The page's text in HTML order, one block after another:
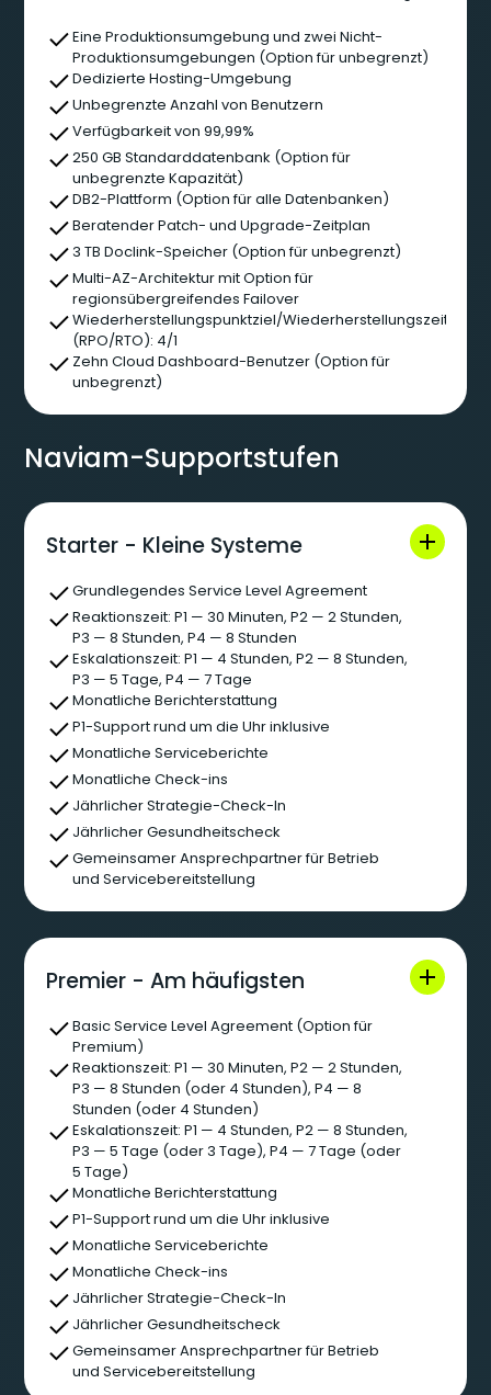
Eine Produktionsumgebung und zwei Nicht-
Produktionsumgebungen (Option für unbegrenzt)
Dedizierte Hosting-Umgebung
Unbegrenzte Anzahl von Benutzern
Verfügbarkeit von 99,99%
250 GB Standarddatenbank (Option für
unbegrenzte Kapazität)
DB2-Plattform (Option für alle Datenbanken)
Beratender Patch- und Upgrade-Zeitplan
3 TB Doclink-Speicher (Option für unbegrenzt)
Multi-AZ-Architektur mit Option für
regionsübergreifendes Failover
Wiederherstellungspunktziel/Wiederherstellungszeitziel
(RPO/RTO): 4/1
Zehn Cloud Dashboard-Benutzer (Option für
unbegrenzt)
Naviam-Supportstufen
Starter - Kleine Systeme
Grundlegendes Service Level Agreement
Reaktionszeit: P1 — 30 Minuten, P2 — 2 Stunden,
P3 — 8 Stunden, P4 — 8 Stunden
Eskalationszeit: P1 — 4 Stunden, P2 — 8 Stunden,
P3 — 5 Tage, P4 — 7 Tage
Monatliche Berichterstattung
P1-Support rund um die Uhr inklusive
Monatliche Serviceberichte
Monatliche Check-ins
Jährlicher Strategie-Check-In
Jährlicher Gesundheitscheck
Gemeinsamer Ansprechpartner für Betrieb
und Servicebereitstellung
Premier - Am häufigsten
Basic Service Level Agreement (Option für
Premium)
Reaktionszeit: P1 — 30 Minuten, P2 — 2 Stunden,
P3 — 8 Stunden (oder 4 Stunden), P4 — 8
Stunden (oder 4 Stunden)
Eskalationszeit: P1 — 4 Stunden, P2 — 8 Stunden,
P3 — 5 Tage (oder 3 Tage), P4 — 7 Tage (oder
5 Tage)
Monatliche Berichterstattung
P1-Support rund um die Uhr inklusive
Monatliche Serviceberichte
Monatliche Check-ins
Jährlicher Strategie-Check-In
Jährlicher Gesundheitscheck
Gemeinsamer Ansprechpartner für Betrieb
und Servicebereitstellung